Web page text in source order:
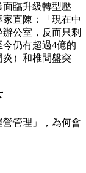
臨升級轉型壓
直陳：「現在中
公室，反而只剩
仍有超過4億的
）和椎間盤突
管理」，為何會